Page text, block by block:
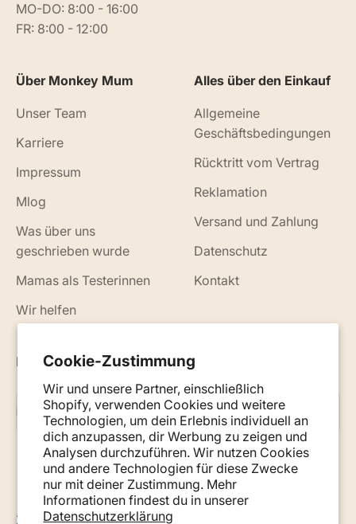
Cookie-Zustimmung
Wir und unsere Partner, einschließlich
Shopify, verwenden Cookies und weitere
Technologien, um dein Erlebnis individuell an
dich anzupassen, dir Werbung zu zeigen und
Analysen durchzuführen. Wir nutzen Cookies
und andere Technologien für diese Zwecke
nur mit deiner Zustimmung. Mehr
Informationen findest du in unserer
Datenschutzerklärung
MO-DO: 8:00 - 16:00
FR: 8:00 - 12:00
Über Monkey Mum
Unser Team
Karriere
Impressum
Mlog
Was über uns
geschrieben wurde
Mamas als Testerinnen
Wir helfen
Alles über den Einkauf
Allgemeine
Geschäftsbedingungen
Rücktritt vom Vertrag
Reklamation
Versand und Zahlung
Datenschutz
Kontakt
Neuigkeiten, Ratschläge und Tipps per E-Mail
E-Mail
Abonnieren
Österreich (EUR €)